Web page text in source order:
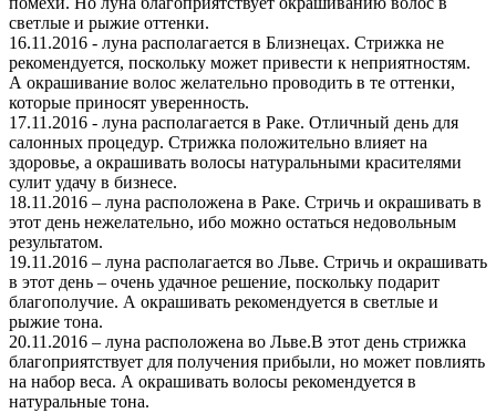
светлые и рыжие оттенки.
16.11.2016 - луна располагается в Близнецах. Стрижка не
рекомендуется, поскольку может привести к неприятностям.
А окрашивание волос желательно проводить в те оттенки,
которые приносят уверенность.
17.11.2016 - луна располагается в Раке. Отличный день для
салонных процедур. Стрижка положительно влияет на
здоровье, а окрашивать волосы натуральными красителями
сулит удачу в бизнесе.
18.11.2016 – луна расположена в Раке. Стричь и окрашивать в
этот день нежелательно, ибо можно остаться недовольным
результатом.
19.11.2016 – луна располагается во Льве. Стричь и окрашивать
в этот день – очень удачное решение, поскольку подарит
благополучие. А окрашивать рекомендуется в светлые и
рыжие тона.
20.11.2016 – луна расположена во Льве.В этот день стрижка
благоприятствует для получения прибыли, но может повлиять
на набор веса. А окрашивать волосы рекомендуется в
натуральные тона.